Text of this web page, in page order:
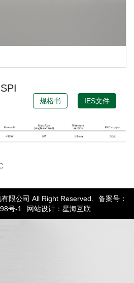
规格书 IES文件
限公司 All Right Reserved.
备案号：
号-1
网站设计：星海互联